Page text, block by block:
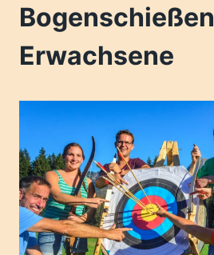
Bogenschießen
Erwachsene